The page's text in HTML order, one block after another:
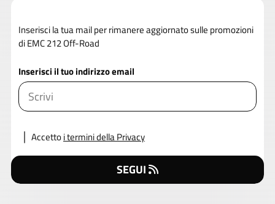
Inserisci la tua mail per rimanere aggiornato sulle promozioni
di EMC 212 Off-Road
Inserisci il tuo indirizzo email
Accettoi termini della Privacy
SEGUI